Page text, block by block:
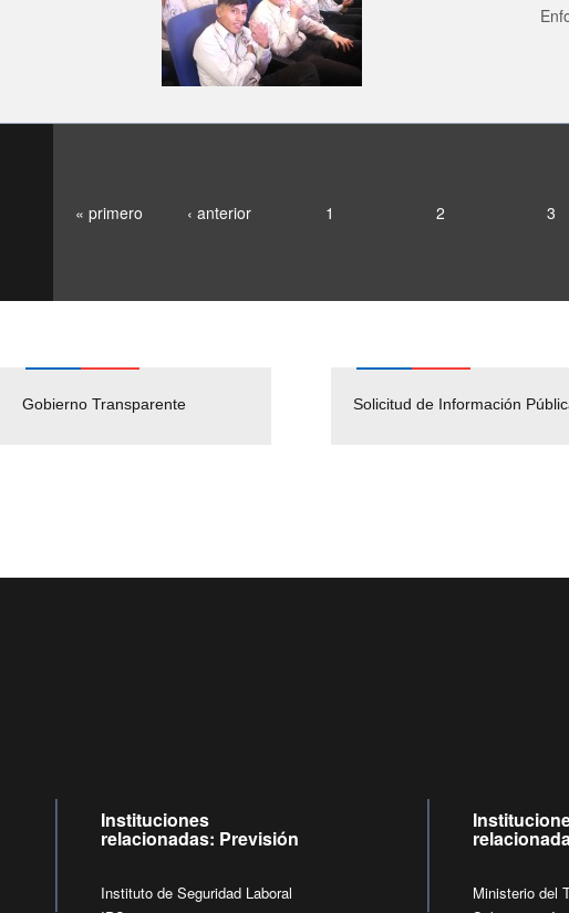
« primero ‹ anterior 1 2 3
Gobierno Transparente Solicitud de Información
Pago Proveedores
Instituciones
relacionadas: Previsión
Instituto de Seguridad Laboral
Ministerio del